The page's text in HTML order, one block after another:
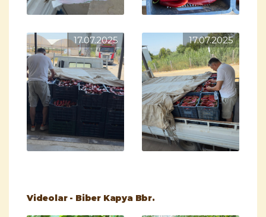
17.07.2025 17.07.2025
Videolar - Biber Kapya Bbr.